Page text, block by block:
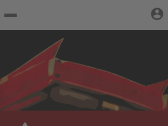
billetterie
Site